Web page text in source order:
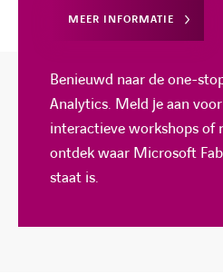
MEER INFORMATIE
Benieuwd naar de one-
Analytics. Meld je aan
interactieve workshops of
ontdek waar Microsoft
staat is.